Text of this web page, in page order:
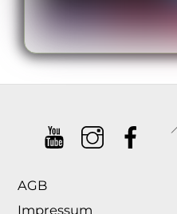
AGB
Impressum